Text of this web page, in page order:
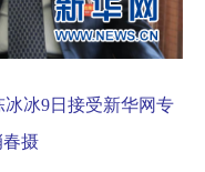
冰冰9日接受新华网专
摄